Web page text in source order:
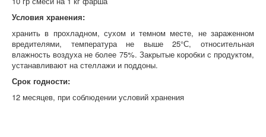
Условия хранения:
хранить в прохладном, сухом и темном месте, не зараженном
вредителями, температура не выше 25°С, относительная
влажность воздуха не более 75%. Закрытые коробки с продуктом,
устанавливают на стеллажи и поддоны.
Срок годности:
12 месяцев, при соблюдении условий хранения